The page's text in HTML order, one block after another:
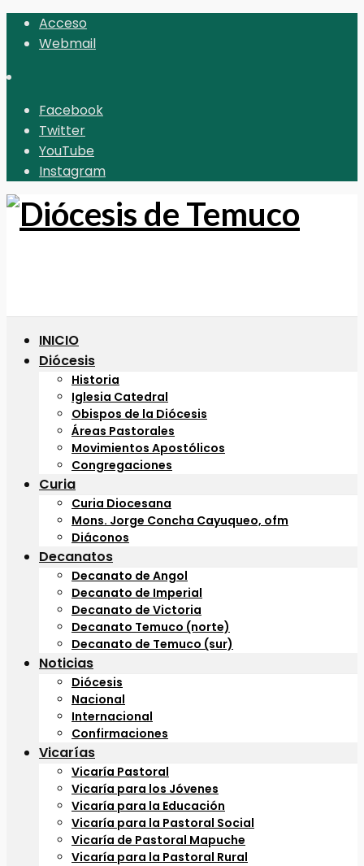
Acceso
Webmail
Facebook
Twitter
YouTube
Instagram
INICIO
Diócesis
Historia
Iglesia Catedral
Obispos de la Diócesis
Áreas Pastorales
Movimientos Apostólicos
Congregaciones
Curia
Curia Diocesana
Mons. Jorge Concha Cayuqueo, ofm
Diáconos
Decanatos
Decanato de Angol
Decanato de Imperial
Decanato de Victoria
Decanato Temuco (norte)
Decanato de Temuco (sur)
Noticias
Diócesis
Nacional
Internacional
Confirmaciones
Vicarías
Vicaría Pastoral
Vicaría para los Jóvenes
Vicaría para la Educación
Vicaría para la Pastoral Social
Vicaría de Pastoral Mapuche
Vicaría para la Pastoral Rural